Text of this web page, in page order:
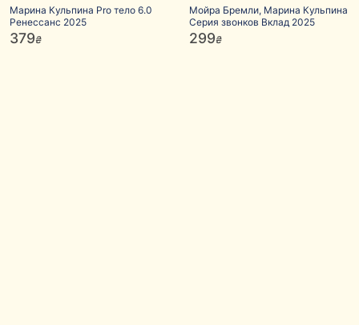
Марина Кульпина Pro тело 6.0
Ренессанс 2025
379₴
Мойра Бремли, Марина Кульпина
Серия звонков Вклад 2025
299₴